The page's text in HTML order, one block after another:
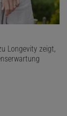
Longevity zeigt,